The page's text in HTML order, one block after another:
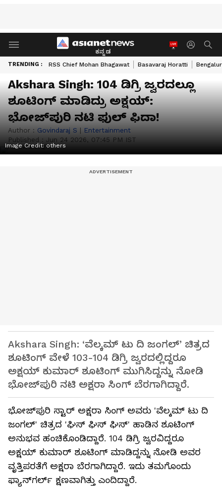
ಕನ್ನಡ
TRENDING : RSS Chief Mohan Bhagawat Basavaraj Horatti
Akshara Singh: 104 ಡಿಗ್ರಿ ಜ್ವರದಲ್ಲೂ
ಶೂಟಿಂಗ್ ಮಾಡಿದ್ರು ಅಕ್ಷಯ್:
ಭೋಜ್‌ಪುರಿ ನಟಿ ಫುಲ್ ಫಿದಾ!
Author : Govindaraj S | Entertainment
Published : Jun 24 2026, 07:45 PM IST
Image Credit:others
Akshara Singh: ‘ವೆಲ್ಕಮ್ ಟು ದಿ ಜಂಗಲ್’ ಚಿತ್ರದ
ಶೂಟಿಂಗ್ ವೇಳೆ 103-104 ಡಿಗ್ರಿ ಜ್ವರದಲ್ಲಿದ್ದರೂ
ಅಕ್ಷಯ್ ಕುಮಾರ್ ಶೂಟಿಂಗ್ ಮುಗಿಸಿದ್ದನ್ನು ನೋಡಿ
ಭೋಜ್‌ಪುರಿ ನಟಿ ಅಕ್ಷರಾ ಸಿಂಗ್ ಬೆರಗಾಗಿದ್ದಾರೆ.
ಭೋಜ್‌ಪುರಿ ಸ್ಟಾರ್ ಅಕ್ಷರಾ ಸಿಂಗ್ ಅವರು 'ವೆಲ್ಕಮ್ ಟು ದಿ
ಜಂಗಲ್' ಚಿತ್ರದ 'ಘಿಸ್ ಘಿಸ್ ಘಿಸ್' ಹಾಡಿನ ಶೂಟಿಂಗ್
ಅನುಭವ ಹಂಚಿಕೊಂಡಿದ್ದಾರೆ. 104 ಡಿಗ್ರಿ ಜ್ವರವಿದ್ದರೂ
ಅಕ್ಷಯ್ ಕುಮಾರ್ ಶೂಟಿಂಗ್ ಮಾಡಿದ್ದನ್ನು ನೋಡಿ ಅವರ
ವೃತ್ತಿಪರತೆಗೆ ಅಕ್ಷರಾ ಬೆರಗಾಗಿದ್ದಾರೆ. ಇದು ತಮಗೊಂದು
ಫ್ಯಾನ್‌ಗರ್ಲ್ ಕ್ಷಣವಾಗಿತ್ತು ಎಂದಿದ್ದಾರೆ.